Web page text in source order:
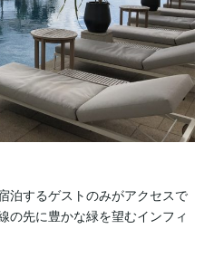
泊するゲストのみがアクセスで
の先に豊かな緑を望むインフィ